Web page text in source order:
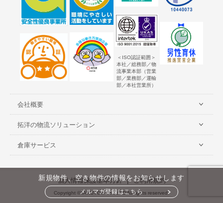
新規物件、空き物件の情報をお知らせします
メルマガ登録はこちら
＜ISO認証範囲＞
本社／総務部／物
流事業本部（営業
部／業務部／運輸
部／本社営業所）
会社概要
拓洋の物流ソリューション
倉庫サービス
個人情報保護基本方針 ご利用規約
Copyright ©TAKUYOU Co., LTD All rights reserved.